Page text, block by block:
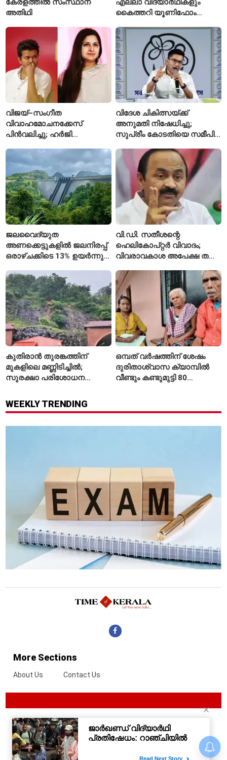
അതിഥി
കൈത്തറി യൂണിഫോം
സ്കൂൾ വേറിട്ട മാതൃക
വിജയ്–സംഗീത
വിവാഹമോചനക്കേസ്
പിൻവലിച്ചു; ഹർജി
അവസാനിപ്പിച്ച് കോടതി
വിദേശ ചികിത്സയ്ക്ക്
അനുമതി നിഷേധിച്ചു;
സുപ്രീം കോടതിയെ സമീപിച്ച്
ജലവൈദ്യുത
അണക്കെട്ടുകളിൽ ജലനിരപ്പ്
ഒരാഴ്ചക്കിടെ 13% ഉയർന്നു;
ഇപ്പോഴും കുറവ്
വി.ഡി. സതീശന്റെ
ഹെലികോപ്റ്റർ വിവാദം;
വിവരാവകാശ അപേക്ഷ തള്ളി
കുതിരാൻ തുരങ്കത്തിന്
മുകളിലെ മണ്ണിടിച്ചിൽ;
സുരക്ഷാ പരിശോധന
ഒമ്പത് വർഷത്തിന് ശേഷം
ദുരിതാശ്വാസ ക്യാമ്പിൽ
വീണ്ടും കണ്ടുമുട്ടി 80
WEEKLY TRENDING
More Sections
About Us Contact Us